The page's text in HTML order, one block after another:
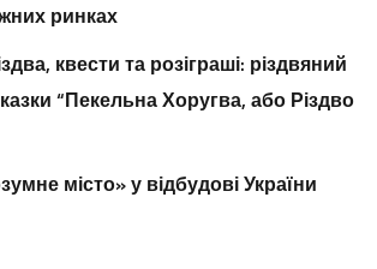
ринках
квести та розіграші: різдвяний
“Пекельна Хоругва, або Різдво
місто» у відбудові України